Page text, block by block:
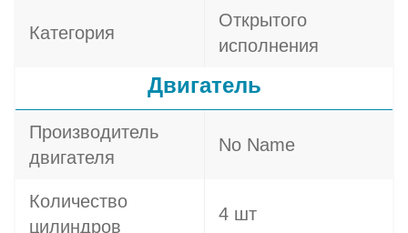
Категория
Открытого
исполнения
Двигатель
Производитель
двигателя
No Name
Количество
цилиндров
4 шт